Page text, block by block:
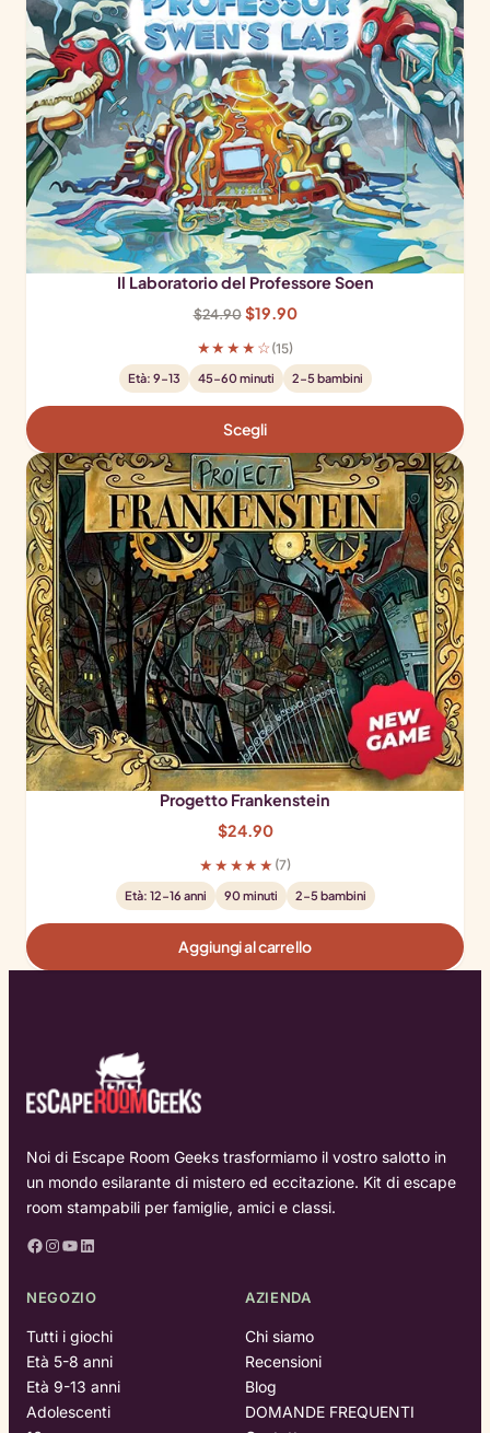
Il Laboratorio del Professore Soen
$24.90 Il
prezzo
originale
era:
$24.90.
$19.90Il
attuale
è:
$19.90.
★★★★☆ (15)
Età: 9-13 45-60 minuti 2-5 bambini
Scegli
Progetto Frankenstein
$24.90
★★★★★ (7)
Età: 12-16 anni 90 minuti 2-5 bambini
Aggiungi al carrello
Noi di Escape Room Geeks trasformiamo il vostro salotto in
un mondo esilarante di mistero ed eccitazione. Kit di escape
room stampabili per famiglie, amici e classi.
Facebook Instagram YouTube LinkedIn
NEGOZIO
Tutti i giochi
Età 5-8 anni
Età 9-13 anni
Adolescenti
AZIENDA
Chi siamo
Recensioni
Blog
DOMANDE FREQUENTI